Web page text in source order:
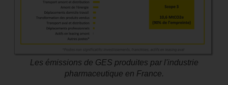
Les émissions de GES produites par l'industrie
pharmaceutique en France.